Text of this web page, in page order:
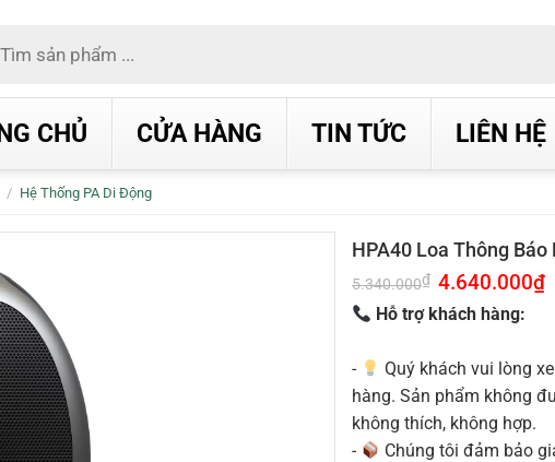
CHỦ CỬA HÀNG TIN TỨC LIÊN HỆ
/ Hệ Thống PA Di Động
HPA40 Loa Thông
5.340.000₫ Giá
gốc
là:
5.340.000₫.
4.640.000₫
Hỗ trợ khách hàng:
-
Quý khách vui lòng
hàng. Sản phẩm không
không thích, không hợp.
-
Chúng tôi đảm bảo